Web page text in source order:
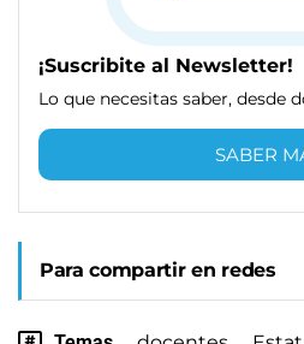
¡Suscribite al Newsletter!
Lo que necesitas saber, desde
SABER
Para compartir en redes